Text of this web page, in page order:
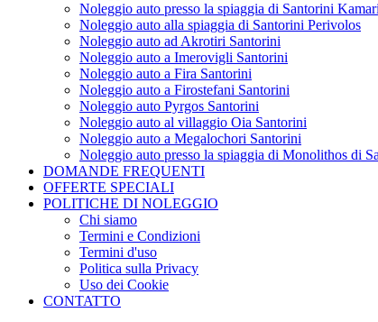
Noleggio auto presso la spiaggia di Santorini Kamari
Noleggio auto alla spiaggia di Santorini Perivolos
Noleggio auto ad Akrotiri Santorini
Noleggio auto a Imerovigli Santorini
Noleggio auto a Fira Santorini
Noleggio auto a Firostefani Santorini
Noleggio auto Pyrgos Santorini
Noleggio auto al villaggio Oia Santorini
Noleggio auto a Megalochori Santorini
Noleggio auto presso la spiaggia di Monolithos di
DOMANDE FREQUENTI
OFFERTE SPECIALI
POLITICHE DI NOLEGGIO
Chi siamo
Termini e Condizioni
Termini d'uso
Politica sulla Privacy
Uso dei Cookie
CONTATTO